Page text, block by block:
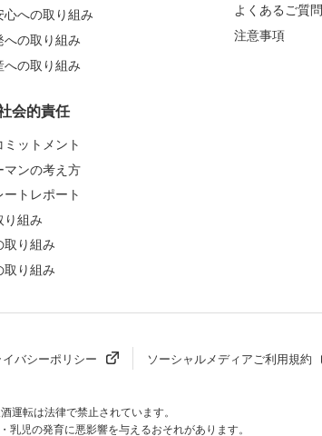
心への取り組み
への取り組み
への取り組み
会的責任
ミットメント
マンの考え方
ートレポート
り組み
取り組み
取り組み
よくあるご質問
注意事項
イバシーポリシー ソーシャルメディアご利用規約
運転は法律で禁止されています。
乳児の発育に悪影響を与えるおそれがあります。